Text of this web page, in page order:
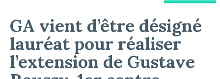
GA vient d’être désigné
lauréat pour réaliser
l’extension de Gustave